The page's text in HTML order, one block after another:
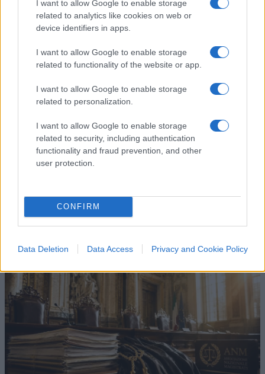
I want to allow Google to enable storage
related to analytics like cookies on web or
device identifiers in apps.
I want to allow Google to enable storage
related to functionality of the website or app.
I want to allow Google to enable storage
related to personalization.
I want to allow Google to enable storage
related to security, including authentication
functionality and fraud prevention, and other
user protection.
CONFIRM
Data Deletion Data Access Privacy and Cookie Policy
Corte dei conti, la riforma a
metà: si poteva fare di più
Chi firma non deve avere paura, chi paga le tasse
amministrazione